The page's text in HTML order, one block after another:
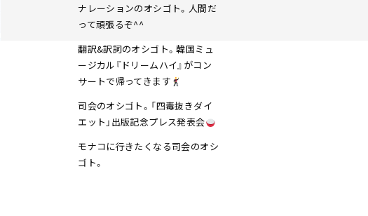
ナレーションのオシゴト。人間だ
って頑張るぞ^^
翻訳&訳詞のオシゴト。韓国ミュ
ージカル『ドリームハイ』がコン
サートで帰ってきます
司会のオシゴト。「四毒抜きダイ
エット」出版記念プレス発表会
モナコに行きたくなる司会のオシ
ゴト。